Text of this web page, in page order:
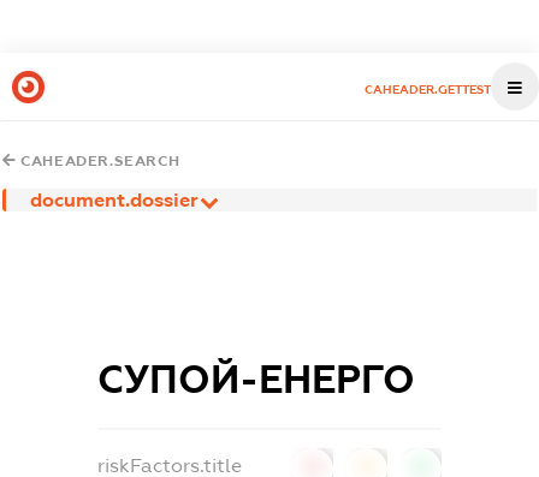
CAHEADER.GETTEST
CAHEADER.SEARCH
document.dossier
СУПОЙ-ЕНЕРГО
riskFactors.title